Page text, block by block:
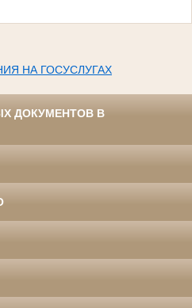
НА ГОСУСЛУГАХ
ДОКУМЕНТОВ В